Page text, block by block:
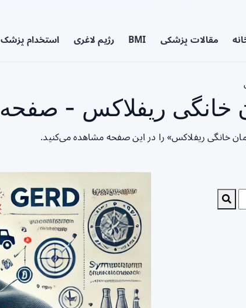
مقالات پزشکی BMI رژیم لاغری استخدام پزشک
ریفلاکس - صفحه 1
خانگی ریفلاکس» را در این صفحه مشاهده می‌کنید.